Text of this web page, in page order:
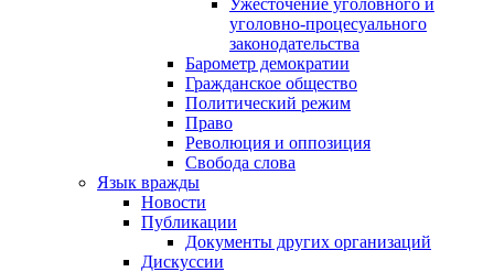
Ужесточение уголовного и
уголовно-процесуального
законодательства
Барометр демократии
Гражданское общество
Политический режим
Право
Революция и оппозиция
Свобода слова
Язык вражды
Новости
Публикации
Документы других организаций
Дискуссии